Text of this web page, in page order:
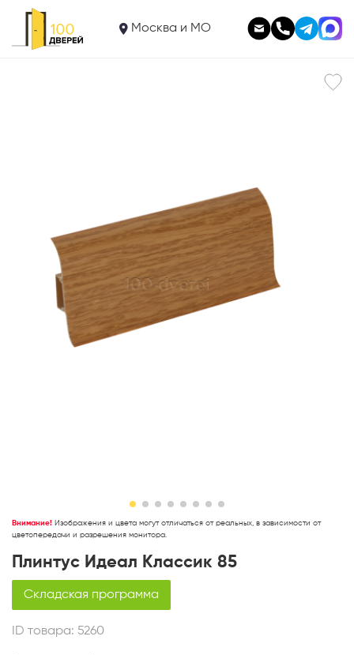
Москва и МО
Плинтус Идеал Классик 85 250
В корзину
Внимание! Изображения и цвета могут отличаться от реальных, в зависимости от
цветопередачи и разрешения монитора.
Плинтус Идеал Классик 85
Складская программа
ID товара: 5260